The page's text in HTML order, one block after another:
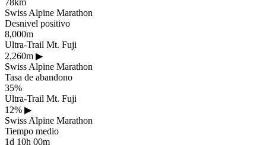
Swiss Alpine Marathon
Desnivel positivo
8,000m
Ultra-Trail Mt. Fuji
2,260m ▶
Swiss Alpine Marathon
Tasa de abandono
35%
Ultra-Trail Mt. Fuji
12% ▶
Swiss Alpine Marathon
Tiempo medio
1d 10h 00m